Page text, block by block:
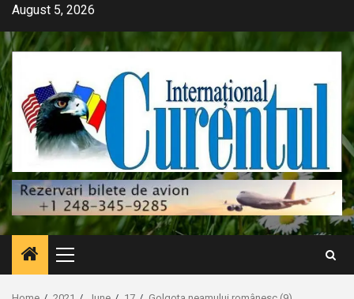
Skip
content
August 5, 2026
Primary
Menu